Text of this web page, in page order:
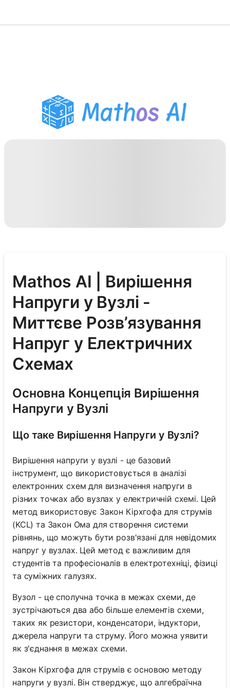
Помічник з домашнім
завданням PDF
Mathos AI | Вирішення
Напруги у Вузлі -
Миттєве Розв’язування
Напруг у Електричних
Схемах
Основна Концепція Вирішення
Напруги у Вузлі
Що таке Вирішення Напруги у Вузлі?
Вирішення напруги у вузлі - це базовий
інструмент, що використовується в аналізі
електронних схем для визначення напруги в
різних точках або вузлах у електричній схемі. Цей
метод використовує Закон Кірхгофа для струмів
(KCL) та Закон Ома для створення системи
рівнянь, що можуть бути розв'язані для невідомих
напруг у вузлах. Цей метод є важливим для
студентів та професіоналів в електротехніці, фізиці
та суміжних галузях.
Вузол - це сполучна точка в межах схеми, де
зустрічаються два або більше елементів схеми,
таких як резистори, конденсатори, індуктори,
джерела напруги та струму. Його можна уявити
як з'єднання в межах схеми.
Закон Кірхгофа для струмів є основою методу
напруги у вузлі. Він стверджує, що алгебраїчна